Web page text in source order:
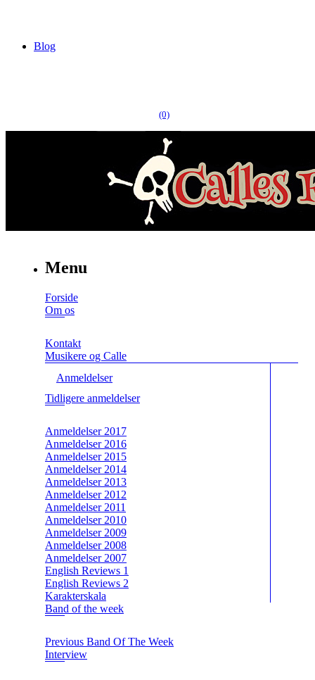
Blog
(0)
Menu
Forside
Om os
Kontakt
Musikere og Calle
Anmeldelser
Tidligere anmeldelser
Anmeldelser 2017
Anmeldelser 2016
Anmeldelser 2015
Anmeldelser 2014
Anmeldelser 2013
Anmeldelser 2012
Anmeldelser 2011
Anmeldelser 2010
Anmeldelser 2009
Anmeldelser 2008
Anmeldelser 2007
English Reviews 1
English Reviews 2
Karakterskala
Band of the week
Previous Band Of The Week
Interview